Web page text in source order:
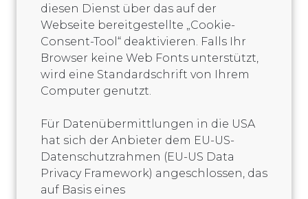
diesen Dienst über das auf der
Webseite bereitgestellte „Cookie-
Consent-Tool“ deaktivieren. Falls Ihr
Browser keine Web Fonts unterstützt,
wird eine Standardschrift von Ihrem
Computer genutzt.
Für Datenübermittlungen in die USA
hat sich der Anbieter dem EU-US-
Datenschutzrahmen (EU-US Data
Privacy Framework) angeschlossen, das
auf Basis eines